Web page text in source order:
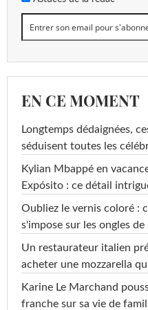
EN CE MOMENT
Longtemps dédaignées,
séduisent toutes les
Kylian Mbappé en
Expósito : ce détail
Oubliez le vernis coloré :
s'impose sur les ongles
Un restaurateur italien
acheter une mozzarella
Karine Le Marchand
franche sur sa vie de